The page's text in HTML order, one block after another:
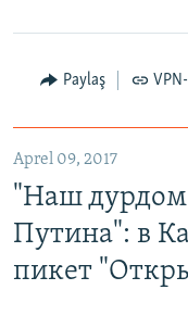
Paylaş
Aprel 09, 2017
"Наш дурдом
Путина": в
пикет